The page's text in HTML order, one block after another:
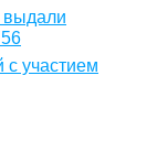
выдали
участием